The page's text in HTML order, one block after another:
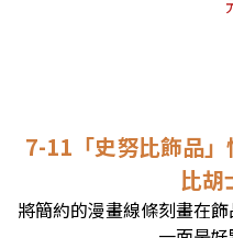
7-11「史努比飾品
比胡
將簡約的漫畫線條刻畫在